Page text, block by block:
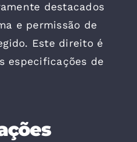
destacados
e permissão de
Este direito é
especificações de